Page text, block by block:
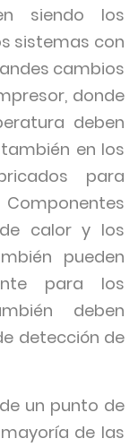
siendo los
sistemas con
cambios
donde
deben
en los
para
calor y los
pueden
para los
deben
detección de
un punto de
de las